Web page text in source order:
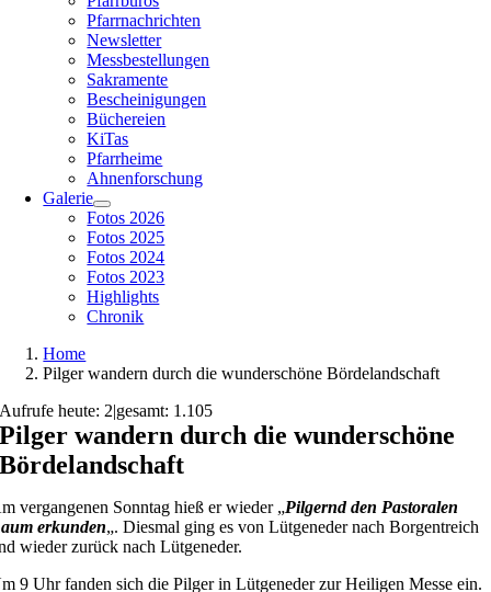
Pfarrnachrichten
Newsletter
Messbestellungen
Sakramente
Bescheinigungen
Büchereien
KiTas
Pfarrheime
Ahnenforschung
Galerie
Fotos 2026
Fotos 2025
Fotos 2024
Fotos 2023
Highlights
Chronik
Home
Pilger wandern durch die wunderschöne Bördelandschaft
Aufrufe heute: 2|gesamt: 1.105
Pilger wandern durch die wunderschöne
Bördelandschaft
vergangenen Sonntag hieß er wieder „Pilgernd den Pastoralen
erkunden„. Diesmal ging es von Lütgeneder nach Borgentreich
wieder zurück nach Lütgeneder.
9 Uhr fanden sich die Pilger in Lütgeneder zur Heiligen Messe ein.